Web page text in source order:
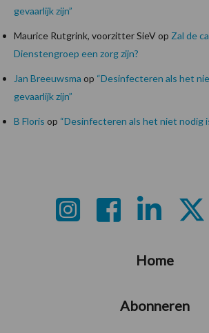
gevaarlijk zijn”
Maurice Rutgrink, voorzitter SieVop Zal de
Dienstengroep een zorg zijn?
Jan Breeuwsma op “Desinfecteren als het
gevaarlijk zijn”
B Floris op “Desinfecteren als het niet nodig
Home
Abonneren